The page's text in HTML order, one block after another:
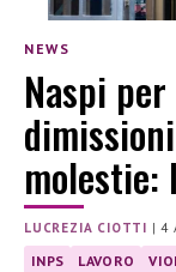
NEWS
Naspi
molestie:
LUCREZIA CIOTTI |4
INPS LAVORO